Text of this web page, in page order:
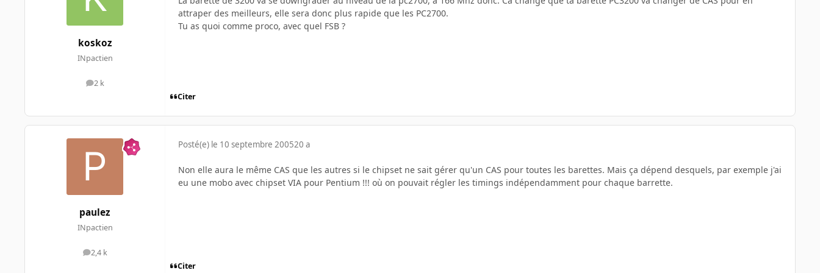
koskoz
INpactien
2 k
messages
attraper des meilleurs, elle sera donc plus rapide que les PC2700.
Tu as quoi comme proco, avec quel FSB ?
Citer
paulez
INpactien
2,4 k
messages
Posté(e) le 10 septembre 200520 a
Non elle aura le même CAS que les autres si le chipset ne sait gérer qu'un CAS pour toutes les barettes. Mais ça dépend desquels, par exemple j'ai
eu une mobo avec chipset VIA pour Pentium !!! où on pouvait régler les timings indépendamment pour chaque barrette.
Citer